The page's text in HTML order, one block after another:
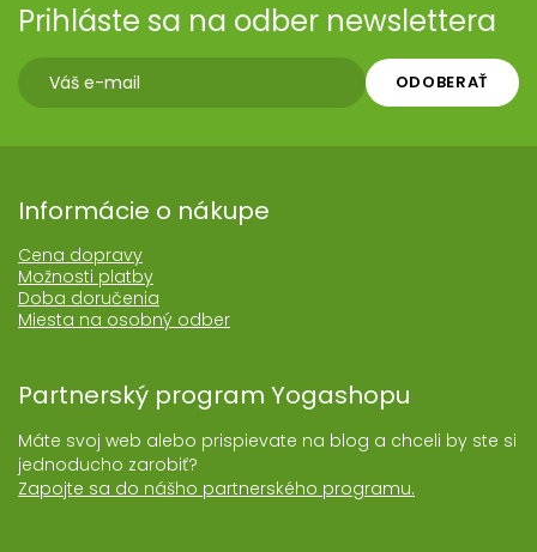
Prihláste sa na odber newslettera
ODOBERAŤ
Informácie o nákupe
Cena dopravy
Možnosti platby
Doba doručenia
Miesta na osobný odber
Partnerský program Yogashopu
Máte svoj web alebo prispievate na blog a chceli by ste si
jednoducho zarobiť?
Zapojte sa do nášho partnerského programu.